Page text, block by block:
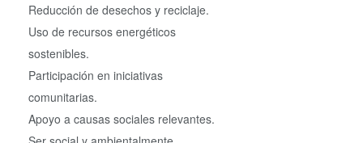
Reducción de desechos y reciclaje.
Uso de recursos energéticos
sostenibles.
Participación en iniciativas
comunitarias.
Apoyo a causas sociales relevantes.